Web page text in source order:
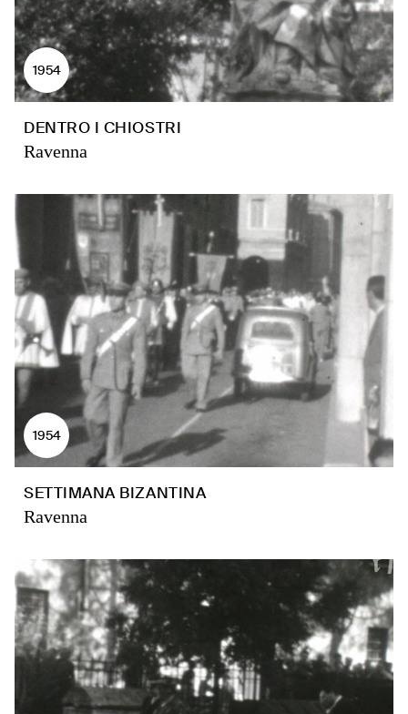
1954
DENTRO I CHIOSTRI
Ravenna
1954
SETTIMANA BIZANTINA
Ravenna